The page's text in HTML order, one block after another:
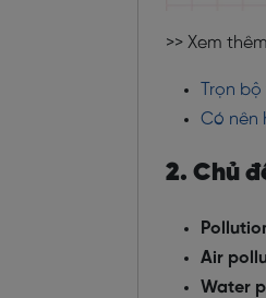
>> Xem
Trọn
Có nên
2. Chủ
Air
Water